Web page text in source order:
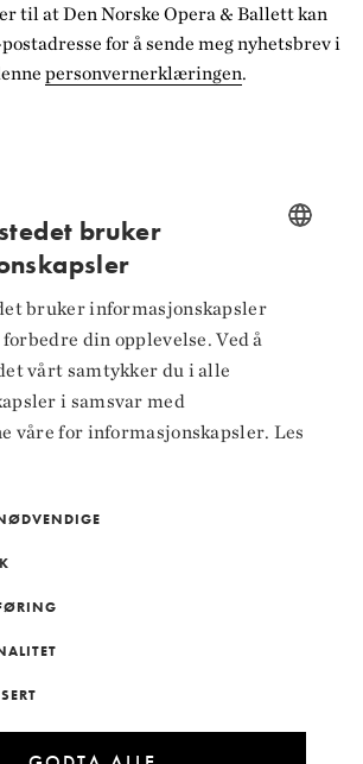
til at Den Norske Opera & Ballett kan
for å sende meg nyhetsbrev i
personvernerklæringen.
ENGLISH
bruker
bruker informasjonskapsler
din opplevelse. Ved å
vårt samtykker du i alle
i samsvar med
våre for informasjonskapsler. Les